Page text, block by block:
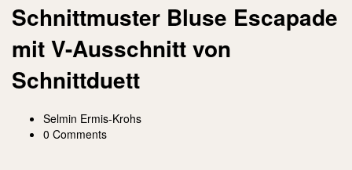
Schnittmuster Bluse Escapade
mit V-Ausschnitt von
Schnittduett
Selmin Ermis-Krohs
0 Comments